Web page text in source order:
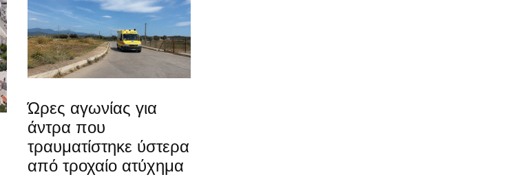
Ώρες αγωνίας για
άντρα που
τραυματίστηκε ύστερα
από τροχαίο ατύχημα